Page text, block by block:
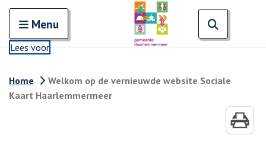
Open en sluit het
Menu
Lees voor
Home
Welkom op de vernieuwde website Sociale
Kaart Haarlemmermeer